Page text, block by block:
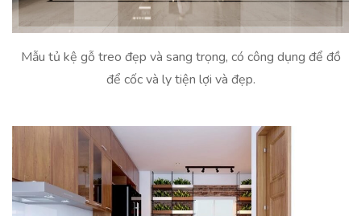
Mẫu tủ kệ gỗ treo đẹp và sang trọng, có công dụng để đồ
để cốc và ly tiện lợi và đẹp.